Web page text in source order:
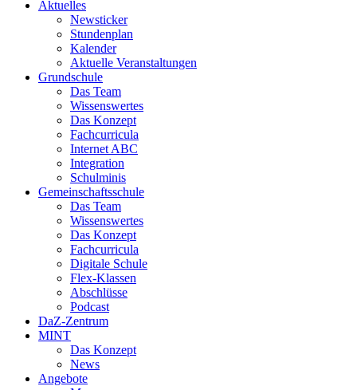
Aktuelles
Newsticker
Stundenplan
Kalender
Aktuelle Veranstaltungen
Grundschule
Das Team
Wissenswertes
Das Konzept
Fachcurricula
Internet ABC
Integration
Schulminis
Gemeinschaftsschule
Das Team
Wissenswertes
Das Konzept
Fachcurricula
Digitale Schule
Flex-Klassen
Abschlüsse
Podcast
DaZ-Zentrum
MINT
Das Konzept
News
Angebote